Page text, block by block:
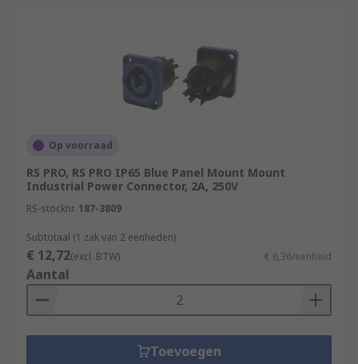
Op voorraad
RS PRO, RS PRO IP65 Blue Panel Mount Mount
Industrial Power Connector, 2A, 250V
RS-stocknr. 187-3809
Subtotaal (1 zak van 2 eenheden)
€ 12,72(excl. BTW) € 6,36/eenheid
Aantal
Toevoegen